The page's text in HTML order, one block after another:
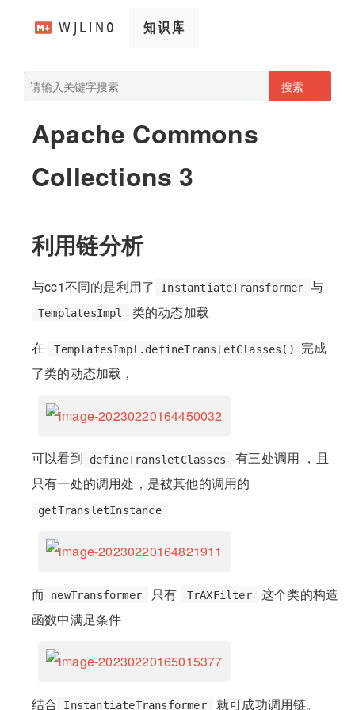
搜索
Apache Commons
Collections 3
利用链分析
与cc1不同的是利用了 InstantiateTransformer 与
TemplatesImpl
类的动态加载
在
TemplatesImpl.defineTransletClasses()
完成
了类的动态加载，
可以看到 defineTransletClasses
有三处调用 ，且
只有一处的调用处，是被其他的调用的
getTransletInstance
而 newTransformer 只有 TrAXFilter
这个类的构造
函数中满足条件
结合 InstantiateTransformer 就可成功调用链。